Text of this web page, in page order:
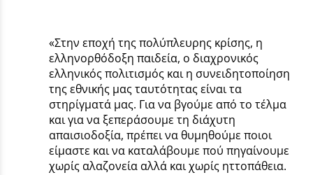
«Στην εποχή της πολύπλευρης κρίσης, η
ελληνορθόδοξη παιδεία, ο διαχρονικός
ελληνικός πολιτισμός και η συνειδητοποίηση
της εθνικής μας ταυτότητας είναι τα
στηρίγματά μας. Για να βγούμε από το τέλμα
και για να ξεπεράσουμε τη διάχυτη
απαισιοδοξία, πρέπει να θυμηθούμε ποιοι
είμαστε και να καταλάβουμε πού πηγαίνουμε
χωρίς αλαζονεία αλλά και χωρίς ηττοπάθεια.